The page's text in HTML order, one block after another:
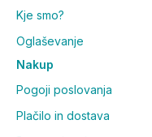
Kje smo?
Oglaševanje
Nakup
Pogoji poslovanja
Plačilo in dostava